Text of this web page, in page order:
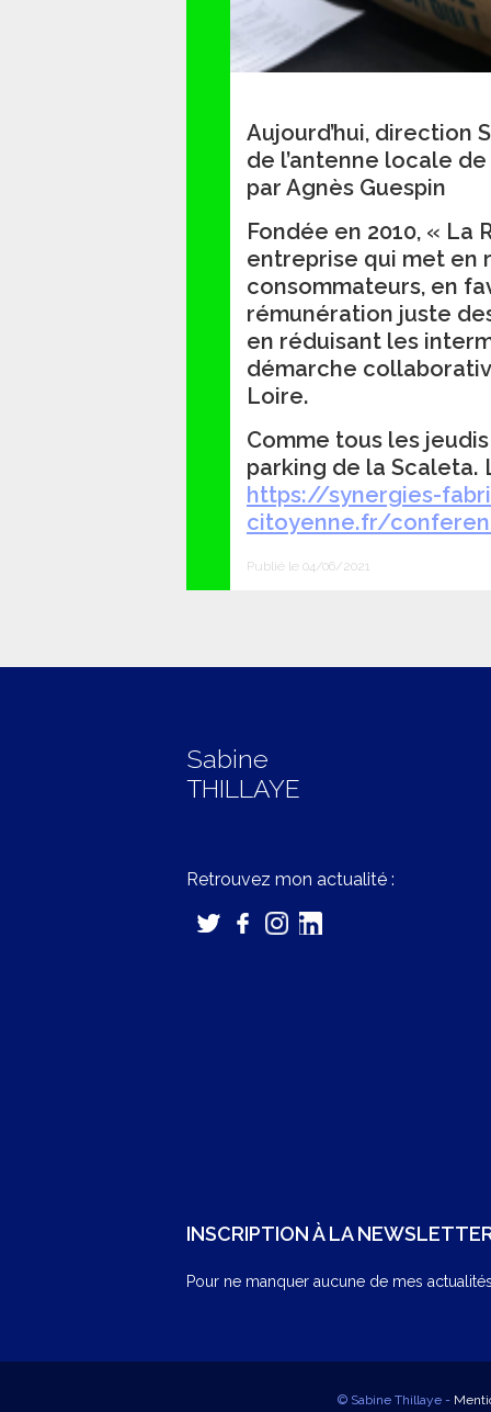
Aujourd’hui, direction
de l’antenne locale
par Agnès Guespin
Fondée en 2010, « La
entreprise qui met en
consommateurs, en
rémunération juste
en réduisant les
démarche
Loire.
Comme tous les
parking de la Scaleta.
https://synergies-
citoyenne.fr/
Publié le 04/06/2021
Sabine
THILLAYE
Retrouvez mon actualité :
INSCRIPTION À LA
Pour ne manquer aucune de mes
© Sabine Thillaye -